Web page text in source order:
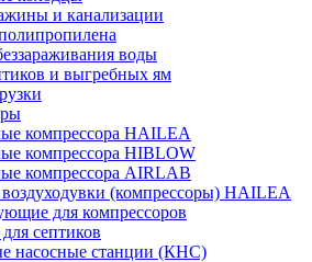
и канализации
воды
и выгребных ям
компрессора HAILEA
компрессора HIBLOW
компрессора AIRLAB
(компрессоры) HAILEA
для компрессоров
септиков
насосные станции (КНС)